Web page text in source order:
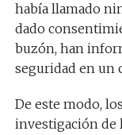
había llamado
dado
buzón, han
seguridad en un
De este modo,
investigación de